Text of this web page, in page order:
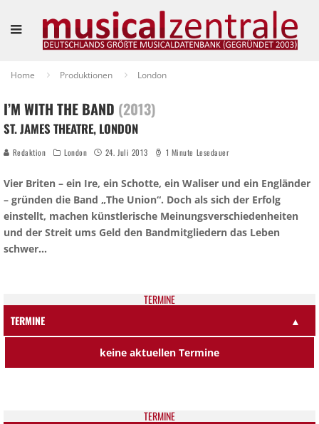
Home Produktionen London
I’M WITH THE BAND (2013)
ST. JAMES THEATRE, LONDON
Redaktion London 24. Juli 2013 1 Minute Lesedauer
Vier Briten – ein Ire, ein Schotte, ein Waliser und ein Engländer
– gründen die Band „The Union“. Doch als sich der Erfolg
einstellt, machen künstlerische Meinungsverschiedenheiten
und der Streit ums Geld den Bandmitgliedern das Leben
schwer…
TER­MI­NE
TERMINE
▲
keine aktuellen Termine
TER­MI­NE